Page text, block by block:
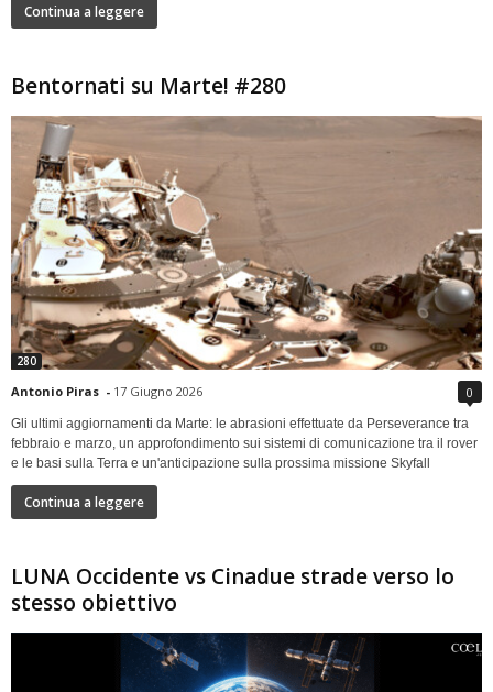
Continua a leggere
Bentornati su Marte! #280
280
Antonio Piras - 17 Giugno 2026 0
Gli ultimi aggiornamenti da Marte: le abrasioni effettuate da Perseverance tra
febbraio e marzo, un approfondimento sui sistemi di comunicazione tra il rover
e le basi sulla Terra e un'anticipazione sulla prossima missione Skyfall
Continua a leggere
LUNA Occidente vs Cinadue strade verso lo
stesso obiettivo